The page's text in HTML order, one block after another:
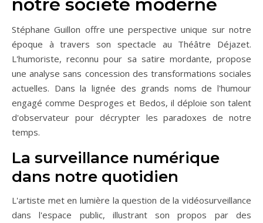
notre société moderne
Stéphane Guillon offre une perspective unique sur notre
époque à travers son spectacle au Théâtre Déjazet.
L'humoriste, reconnu pour sa satire mordante, propose
une analyse sans concession des transformations sociales
actuelles. Dans la lignée des grands noms de l'humour
engagé comme Desproges et Bedos, il déploie son talent
d'observateur pour décrypter les paradoxes de notre
temps.
La surveillance numérique
dans notre quotidien
L'artiste met en lumière la question de la vidéosurveillance
dans l'espace public, illustrant son propos par des